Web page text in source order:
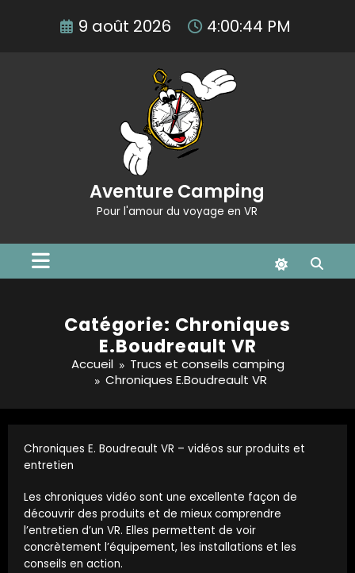
9 août 2026 4:00:45 PM
Aventure Camping
Pour l'amour du voyage en VR
Catégorie: Chroniques
E.Boudreault VR
Accueil
Trucs et conseils camping
Chroniques E.Boudreault VR
Chroniques E. Boudreault VR – vidéos sur produits et
entretien
Les chroniques vidéo sont une excellente façon de
découvrir des produits et de mieux comprendre
l’entretien d’un VR. Elles permettent de voir
concrètement l’équipement, les installations et les
conseils en action.